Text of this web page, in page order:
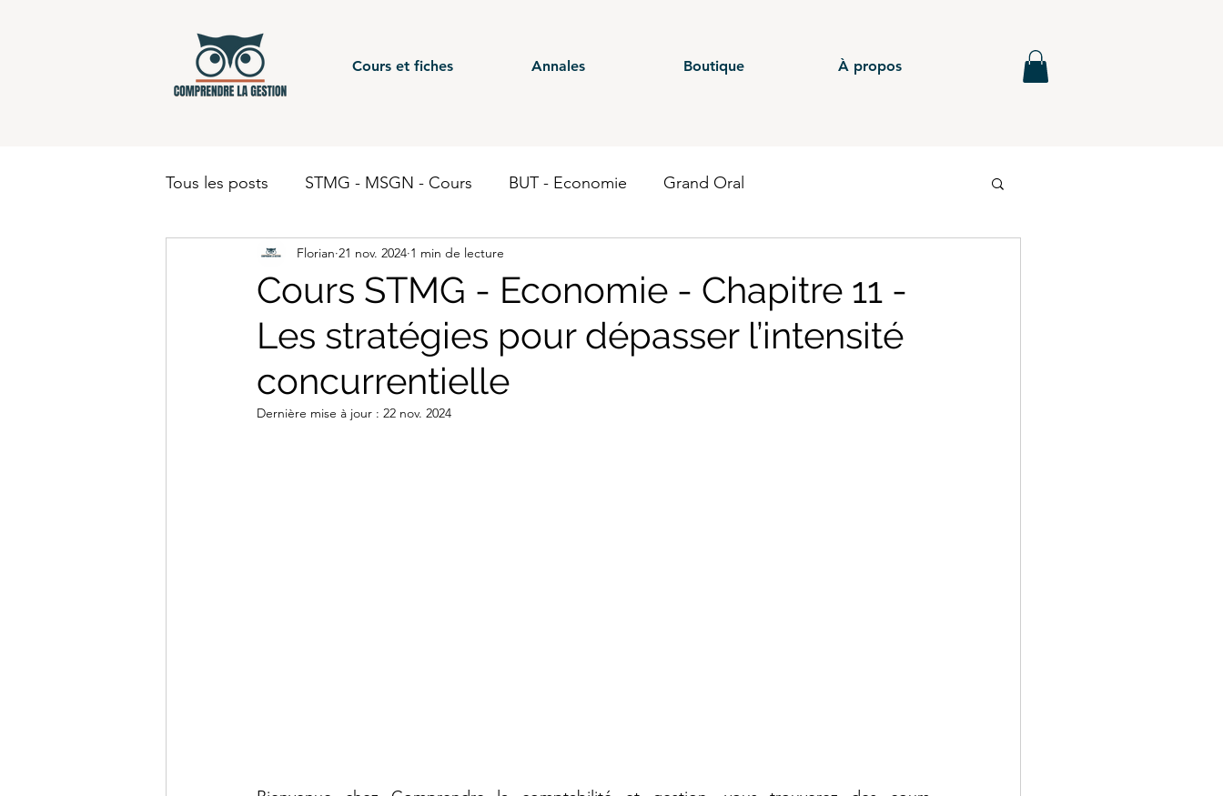
Cours et fiches Annales Boutique À propos
Tous les posts STMG - MSGN - Cours BUT - Economie Grand Oral
STMG - Gestion Finance - cours BTS - P1
BUT - Comptabilité BTS CG - Annales BUT - Droit fiscal BTS - P6 STMG - Annales
BUT - Finance STMG - Economie
Cours STMG - Economie - Chapitre 11 -
Les stratégies pour dépasser l’intensité
concurrentielle
Florian 21 nov. 2024 1 min de lecture
Dernière mise à jour : 22 nov. 2024